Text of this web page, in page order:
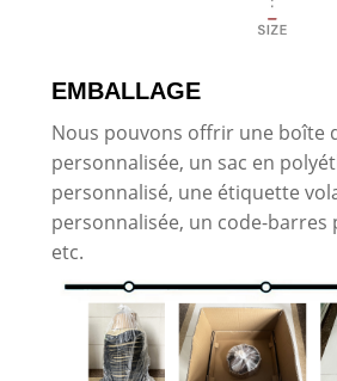
EMBALLAGE
Nous pouvons offrir une boîte
personnalisée, un sac en
personnalisé, une étiquette
personnalisée, un code-barres
etc.